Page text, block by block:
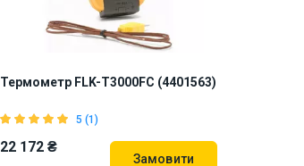
Термометр FLK-T3000FC (4401563)
5 (1)
22 172 ₴
Замовити